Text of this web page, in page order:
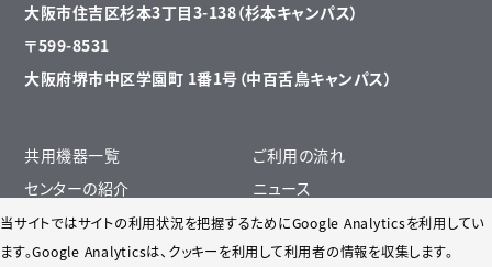
当サイトではサイトの利用状況を把握するためにGoogle Analyticsを利用してい
ます。Google Analyticsは、 クッキーを利用して利用者の情報を収集します。
大阪市住吉区杉本3丁目3-138（杉本キャンパス）
〒599-8531
大阪府堺市中区学園町 1番1号（中百舌鳥キャンパス）
共用機器一覧
センターの紹介
遠隔操作について
クリーンルーム
ご利用の流れ
ニュース
リサイクル掲示板・リンク先一覧